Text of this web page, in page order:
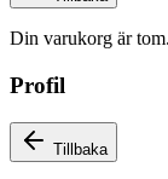
Din varukorg är tom.
Profil
Tillbaka